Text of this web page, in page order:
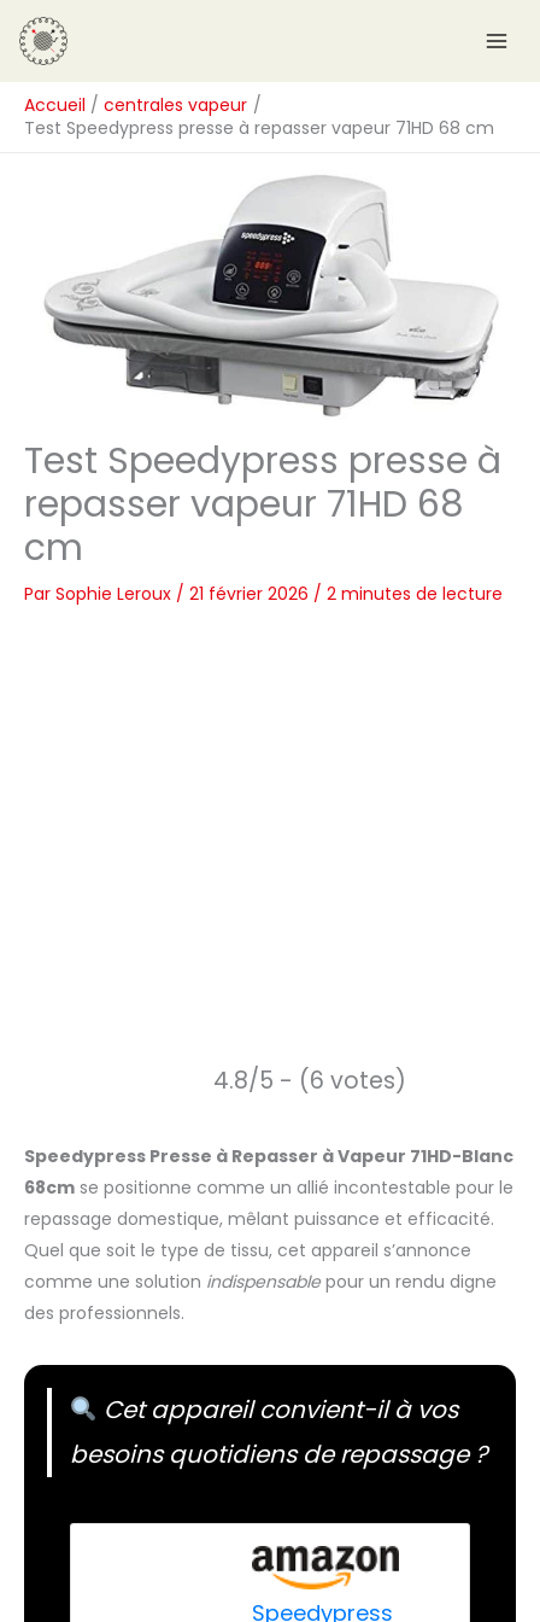
Aller
au
contenu
Accueil
centrales vapeur
Test Speedypress presse à repasser vapeur 71HD 68 cm
Test Speedypress presse à
repasser vapeur 71HD 68
cm
Par Sophie Leroux / 21 février 2026 / 2 minutes de lecture
4.8/5 - (6 votes)
Speedypress Presse à Repasser à Vapeur 71HD-Blanc
68cm se positionne comme un allié incontestable pour le
repassage domestique, mêlant puissance et efficacité.
Quel que soit le type de tissu, cet appareil s’annonce
comme une solution indispensablepour un rendu digne
des professionnels.
Cet appareil convient-il à vos
besoins quotidiens de repassage ?
Speedypress
R
e
c
h